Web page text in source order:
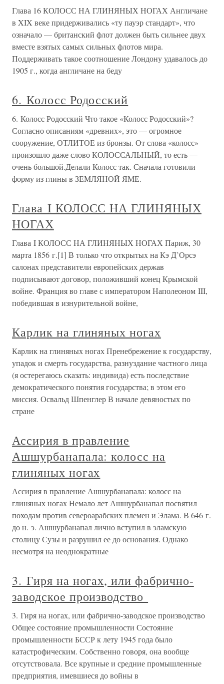
Глава 16 КОЛОСС НА ГЛИНЯНЫХ НОГАХ Англичане
в XIX веке придерживались «ту пауэр стандарт», что
означало — британский флот должен быть сильнее двух
вместе взятых самых сильных флотов мира.
Поддерживать такое соотношение Лондону удавалось до
1905 г., когда англичане на беду
6. Колосс Родосский
6. Колосс Родосский Что такое «Колосс Родосский»?
Согласно описаниям «древних», это — огромное
сооружение, ОТЛИТОЕ из бронзы. От слова «колосс»
произошло даже слово КОЛОССАЛЬНЫЙ, то есть —
очень большой.Делали Колосс так. Сначала готовили
форму из глины в ЗЕМЛЯНОЙ ЯМЕ.
Глава I КОЛОСС НА ГЛИНЯНЫХ
НОГАХ
Глава I КОЛОСС НА ГЛИНЯНЫХ НОГАХ Париж, 30
марта 1856 г.[1] В только что открытых на Кэ Д’Орсэ
салонах представители европейских держав
подписывают договор, положивший конец Крымской
войне. Франция во главе с императором Наполеоном III,
победившая в изнурительной войне,
Карлик на глиняных ногах
Карлик на глиняных ногах Пренебрежение к государству,
упадок и смерть государства, разнуздание частного лица
(я остерегаюсь сказать: индивида) есть последствие
демократического понятия государства; в этом его
миссия. Освальд Шпенглер В начале девяностых по
стране
Ассирия в правление
Ашшурбанапала: колосс на
глиняных ногах
Ассирия в правление Ашшурбанапала: колосс на
глиняных ногах Немало лет Ашшурбанапал посвятил
походам против североарабских племен и Элама. В 646 г.
до н. э. Ашшурбанапал лично вступил в эламскую
столицу Сузы и разрушил ее до основания. Однако
несмотря на неоднократные
3. Гиря на ногах, или фабрично-
заводское производство
3. Гиря на ногах, или фабрично-заводское производство
Общее состояние промышленности Состояние
промышленности БССР к лету 1945 года было
катастрофическим. Собственно говоря, она вообще
отсутствовала. Все крупные и средние промышленные
предприятия, имевшиеся до войны в